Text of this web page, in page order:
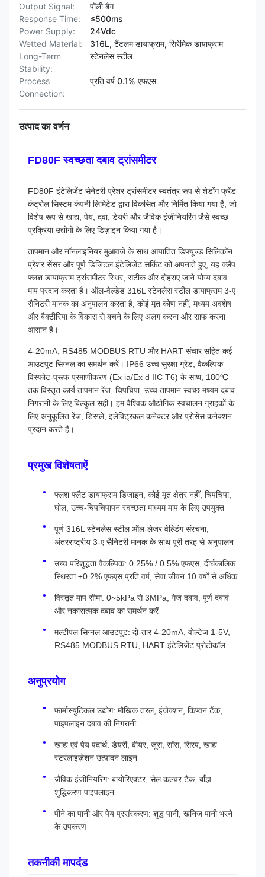
Output Signal:
पॉली बैग
Response Time:
≤500ms
Power Supply:
24Vdc
Wetted Material:
316L, टैंटलम डायाफ्राम, सिरेमिक डायाफ्राम
Long-Term
Stability:
स्टेनलेस स्टील
Process
Connection:
प्रति वर्ष 0.1% एफएस
उत्पाद का वर्णन
FD80F स्वच्छता दबाव ट्रांसमीटर
FD80F इंटेलिजेंट सेनेटरी प्रेशर ट्रांसमीटर स्वतंत्र रूप से शेडोंग फ्रेंड
कंट्रोल सिस्टम कंपनी लिमिटेड द्वारा विकसित और निर्मित किया गया है, जो
विशेष रूप से खाद्य, पेय, दवा, डेयरी और जैविक इंजीनियरिंग जैसे स्वच्छ
प्रक्रिया उद्योगों के लिए डिज़ाइन किया गया है।
तापमान और नॉनलाइनियर मुआवजे के साथ आयातित डिफ्यूज्ड सिलिकॉन
प्रेशर सेंसर और पूर्ण डिजिटल इंटेलिजेंट सर्किट को अपनाते हुए, यह क्लैंप
फ्लश डायाफ्राम ट्रांसमीटर स्थिर, सटीक और दोहराए जाने योग्य दबाव
माप प्रदान करता है। ऑल-वेल्डेड 316L स्टेनलेस स्टील डायाफ्राम 3-ए
सैनिटरी मानक का अनुपालन करता है, कोई मृत कोण नहीं, मध्यम अवशेष
और बैक्टीरिया के विकास से बचने के लिए अलग करना और साफ करना
आसान है।
4-20mA, RS485 MODBUS RTU और HART संचार सहित कई
आउटपुट सिग्नल का समर्थन करें। IP66 उच्च सुरक्षा ग्रेड, वैकल्पिक
विस्फोट-प्रूफ प्रमाणीकरण (Ex ia/Ex d IIC T6) के साथ, 180℃
तक विस्तृत कार्य तापमान रेंज, चिपचिपा, उच्च तापमान स्वच्छ मध्यम दबाव
निगरानी के लिए बिल्कुल सही। हम वैश्विक औद्योगिक स्वचालन ग्राहकों के
लिए अनुकूलित रेंज, डिस्प्ले, इलेक्ट्रिकल कनेक्टर और प्रोसेस कनेक्शन
प्रदान करते हैं।
प्रमुख विशेषताऐं
फ्लश फ्लैट डायाफ्राम डिजाइन, कोई मृत क्षेत्र नहीं, चिपचिपा,
घोल, उच्च-चिपचिपापन स्वच्छता माध्यम माप के लिए उपयुक्त
पूर्ण 316L स्टेनलेस स्टील ऑल-लेजर वेल्डिंग संरचना,
अंतरराष्ट्रीय 3-ए सैनिटरी मानक के साथ पूरी तरह से अनुपालन
उच्च परिशुद्धता वैकल्पिक: 0.25% / 0.5% एफएस, दीर्घकालिक
स्थिरता ±0.2% एफएस प्रति वर्ष, सेवा जीवन 10 वर्षों से अधिक
विस्तृत माप सीमा: 0~5kPa से 3MPa, गेज दबाव, पूर्ण दबाव
और नकारात्मक दबाव का समर्थन करें
मल्टीपल सिग्नल आउटपुट: दो-तार 4-20mA, वोल्टेज 1-5V,
RS485 MODBUS RTU, HART इंटेलिजेंट प्रोटोकॉल
अनुप्रयोग
फार्मास्युटिकल उद्योग: मौखिक तरल, इंजेक्शन, किण्वन टैंक,
पाइपलाइन दबाव की निगरानी
खाद्य एवं पेय पदार्थ: डेयरी, बीयर, जूस, सॉस, सिरप, खाद्य
स्टरलाइज़ेशन उत्पादन लाइन
जैविक इंजीनियरिंग: बायोरिएक्टर, सेल कल्चर टैंक, बाँझ
शुद्धिकरण पाइपलाइन
पीने का पानी और पेय प्रसंस्करण: शुद्ध पानी, खनिज पानी भरने
के उपकरण
तकनीकी मापदंड